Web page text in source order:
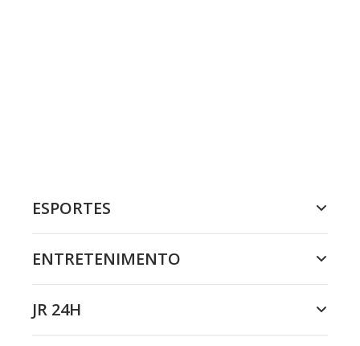
ESPORTES
ENTRETENIMENTO
JR 24H